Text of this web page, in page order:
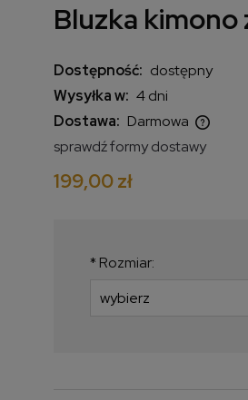
Bluzka kimono
Dostępność: dostępny
Wysyłka w: 4 dni
Dostawa: Darmowa
kosztów płatności
sprawdź formy dostawy
199,00 zł
* Rozmiar: